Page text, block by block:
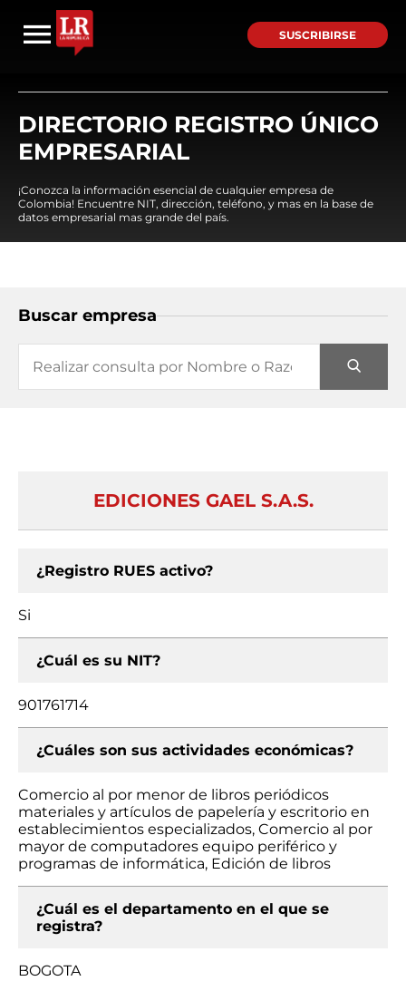
SUSCRIBIRSE
DIRECTORIO REGISTRO ÚNICO
EMPRESARIAL
¡Conozca la información esencial de cualquier empresa de
Colombia! Encuentre NIT, dirección, teléfono, y mas en la base de
datos empresarial mas grande del país.
Buscar empresa
EDICIONES GAEL S.A.S.
¿Registro RUES activo?
Si
¿Cuál es su NIT?
901761714
¿Cuáles son sus actividades económicas?
Comercio al por menor de libros periódicos
materiales y artículos de papelería y escritorio en
establecimientos especializados, Comercio al por
mayor de computadores equipo periférico y
programas de informática, Edición de libros
¿Cuál es el departamento en el que se
registra?
BOGOTA